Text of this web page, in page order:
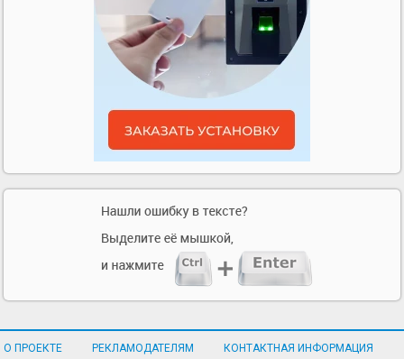
О ПРОЕКТЕ РЕКЛАМОДАТЕЛЯМ КОНТАКТНАЯ ИНФОРМАЦИЯ